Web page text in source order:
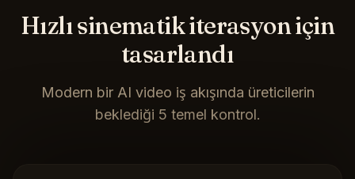
Hızlı sinematik iterasyon için
tasarlandı
Modern bir AI video iş akışında üreticilerin
beklediği 5 temel kontrol.